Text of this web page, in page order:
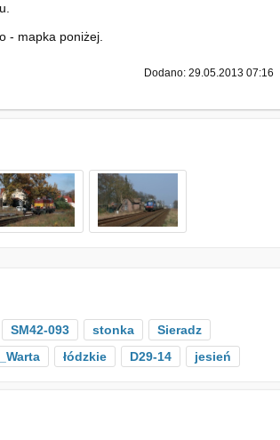
- mapka poniżej.
Dodano: 29.05.2013 07:16
SM42-093 stonka
Sieradz
łódzkie D29-14 jesień